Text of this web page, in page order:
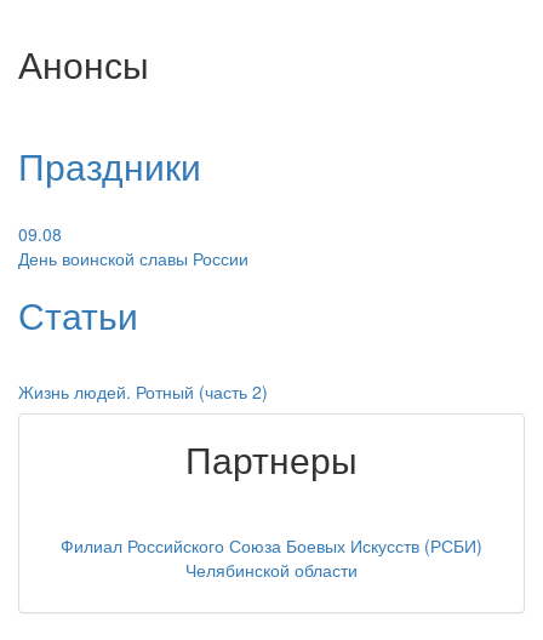
Анонсы
Праздники
09.08
День воинской славы России
Статьи
Жизнь людей. Ротный (часть 2)
Партнеры
Филиал Российского Союза Боевых Искусств (РСБИ)
Челябинской области